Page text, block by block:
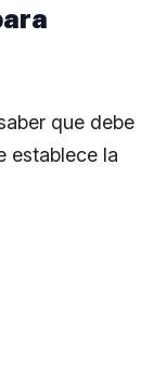
que debe
establece la